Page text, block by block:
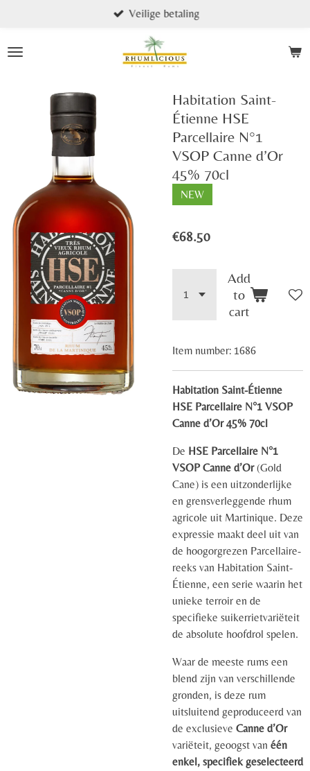
main
Veilige betaling
Habitation Saint-
Étienne HSE
Parcellaire N°1
VSOP Canne d’Or
45% 70cl
NEW
€68.50
Add
to
cart
Item number: 1686
Habitation Saint-Étienne
HSE Parcellaire N°1 VSOP
Canne d’Or45% 70cl
De HSE Parcellaire N°1
VSOP Canne d’Or(Gold
Cane) is een uitzonderlijke
en grensverleggende rhum
agricole uit Martinique. Deze
expressie maakt deel uit van
de hoogorgrezen Parcellaire-
reeks van Habitation Saint-
Étienne, een serie waarin het
unieke terroir en de
specifieke suikerrietvariëteit
de absolute hoofdrol spelen.
Waar de meeste rums een
blend zijn van verschillende
gronden, is deze rum
uitsluitend geproduceerd van
de exclusieve Canne d’Or
variëteit, geoogst van één
enkel, specifiek geselecteerd